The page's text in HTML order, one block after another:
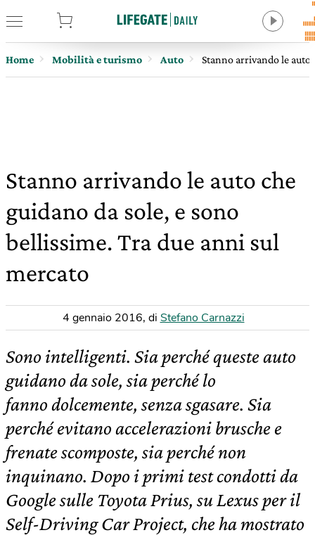
Home Mobilità e turismo Auto Stanno arrivando le auto
Stanno arrivando le auto che
guidano da sole, e sono
bellissime. Tra due anni sul
mercato
4 gennaio 2016, di Stefano Carnazzi
Sono intelligenti. Sia perché queste auto
guidano da sole, sia perché lo
fanno dolcemente, senza sgasare. Sia
perché evitano accelerazioni brusche e
frenate scomposte, sia perché non
inquinano. Dopo i primi test condotti da
Google sulle Toyota Prius, su Lexus per il
Self-Driving Car Project, che ha mostrato